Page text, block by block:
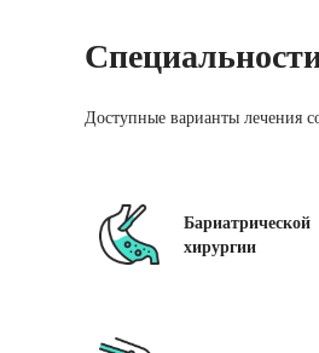
Доступные варианты лечения
Бариатрической
хирургии